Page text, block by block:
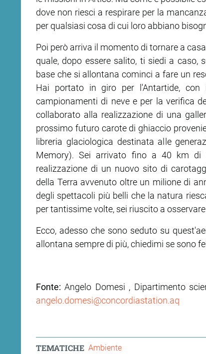
dove non riesci a respirare per la
per qualsiasi cosa di cui loro abbiano
Poi però arriva il momento di tornare a
quale, dopo essere salito, ti siedi a caso,
base che si allontana cominci a fare un
Hai portato in giro per l'Antartide,
campionamenti di neve e per la verifica
collaborato alla realizzazione di una
prossimo futuro carote di ghiaccio
libreria glaciologica destinata alle
Memory). Sei arrivato fino a 40 km di
realizzazione di un nuovo sito di
della Terra avvenuto oltre un milione di
degli spettacoli più belli che la natura
per tantissime volte, sei riuscito a
Ecco, adesso che sono seduto su
allontana sempre di più, chiedimi se sono
Fonte: Angelo Domesi , Dipartimento
angelo.domesi@concordiastation.aq
TEMATICHE Ambiente